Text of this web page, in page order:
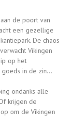
de poort van
een gezellige
De chaos
Vikingen
op het
goeds in de zin…
ondanks alle
krijgen de
om de Vikingen